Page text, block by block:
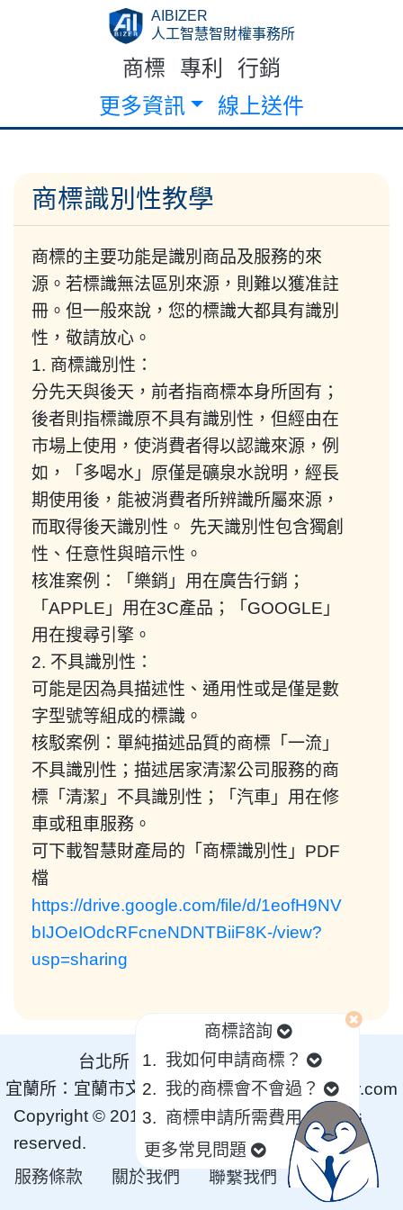
AIBIZER
人工智慧智財權事務所
商標 專利
行銷
更多資訊
線上送件
商標識別性教學
商標的主要功能是識別商品及服務的來
源。若標識無法區別來源，則難以獲准註
冊。但一般來說，您的標識大都具有識別
性，敬請放心。
1. 商標識別性：
分先天與後天，前者指商標本身所固有；
後者則指標識原不具有識別性，但經由在
市場上使用，使消費者得以認識來源，例
如，「多喝水」原僅是礦泉水說明，經長
期使用後，能被消費者所辨識所屬來源，
而取得後天識別性。 先天識別性包含獨創
性、任意性與暗示性。
核准案例：「樂銷」用在廣告行銷；
「APPLE」用在3C產品；「GOOGLE」
用在搜尋引擎。
2. 不具識別性：
可能是因為具描述性、通用性或是僅是數
字型號等組成的標識。
核駁案例：單純描述品質的商標「一流」
不具識別性；描述居家清潔公司服務的商
標「清潔」不具識別性；「汽車」用在修
車或租車服務。
可下載智慧財產局的「商標識別性」PDF
檔
https://drive.google.com/file/d/1eofH9NV
bIJOeIOdcRFcneNDNTBiiF8K-/view?
usp=sharing
台北所：台北市松江路293號511
宜蘭所：宜蘭市文化路98號信箱：info@aibizer.com
Copyright © 2019-2022 Lehsiao Inc. All rights
reserved.
服務條款
關於我們 聯繫我們
商標諮詢
我如何申請商標？
我的商標會不會過？
商標申請所需費用？
更多常見問題